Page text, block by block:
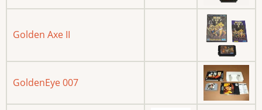
Golden Axe II
GoldenEye 007